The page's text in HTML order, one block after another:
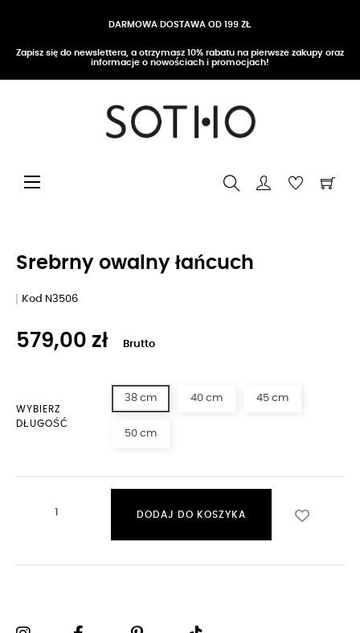
DARMOWA DOSTAWA OD 199 ZŁ
Zapisz się do newslettera, a otrzymasz 10% rabatu na pierwsze zakupy oraz
informacje o nowościach i promocjach!
Przełącz nawigację
☰
Srebrny owalny łańcuch
Kod N3506
579,00 zł Brutto
WYBIERZ
DŁUGOŚĆ
38 cm 40 cm 45 cm
50 cm
DODAJ DO KOSZYKA